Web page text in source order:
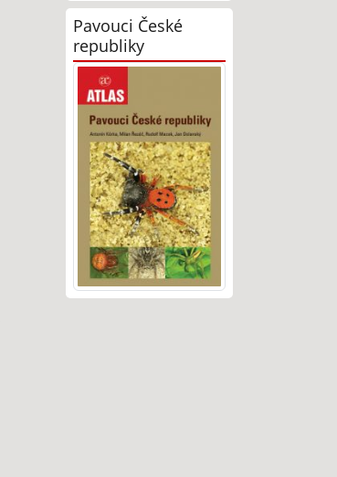
Pavouci České
republiky